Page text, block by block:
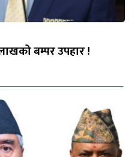
बम्पर उपहार !